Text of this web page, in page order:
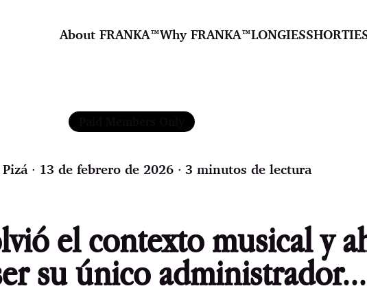
About FRANKA™️Why FRANKA™️LONGIES
∙ 13 de febrero de 2026 ∙ 3 minutos de lectura
el contexto musical y
su único administrador...